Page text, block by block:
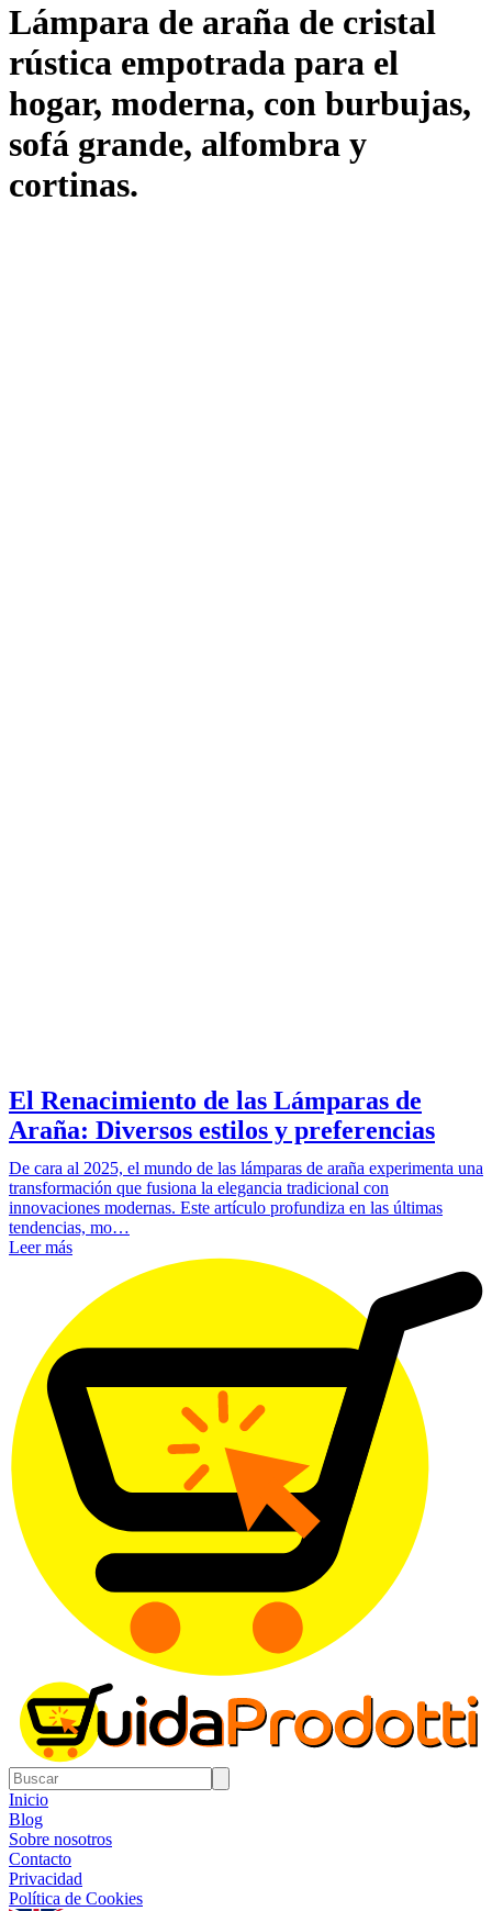
Lámpara de araña de cristal
rústica empotrada para el
hogar, moderna, con burbujas,
sofá grande, alfombra y
cortinas.
El Renacimiento de las Lámparas de
Araña: Diversos estilos y preferencias
De cara al 2025, el mundo de las lámparas de araña experimenta una
transformación que fusiona la elegancia tradicional con
innovaciones modernas. Este artículo profundiza en las últimas
tendencias, mo…
Leer más
Inicio
Blog
Sobre nosotros
Contacto
Privacidad
Política de Cookies